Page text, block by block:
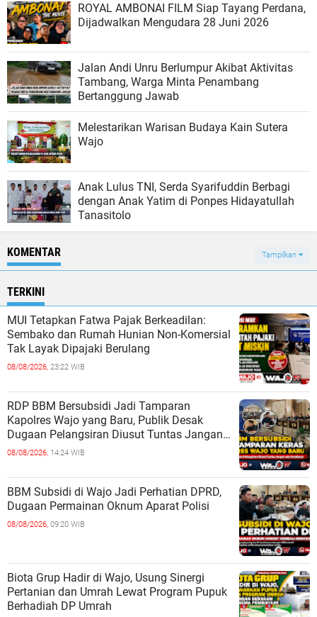
ROYAL AMBONAI FILM Siap Tayang Perdana,
Dijadwalkan Mengudara 28 Juni 2026
Jalan Andi Unru Berlumpur Akibat Aktivitas
Tambang, Warga Minta Penambang
Bertanggung Jawab
Melestarikan Warisan Budaya Kain Sutera
Wajo
Anak Lulus TNI, Serda Syarifuddin Berbagi
dengan Anak Yatim di Ponpes Hidayatullah
Tanasitolo
KOMENTAR Tampilkan
TERKINI
MUI Tetapkan Fatwa Pajak Berkeadilan:
Sembako dan Rumah Hunian Non-Komersial
Tak Layak Dipajaki Berulang
08/08/2026, 23:22 WIB
RDP BBM Bersubsidi Jadi Tamparan
Kapolres Wajo yang Baru, Publik Desak
Dugaan Pelangsiran Diusut Tuntas Jangan
ada Pembiaran
08/08/2026, 14:24 WIB
BBM Subsidi di Wajo Jadi Perhatian DPRD,
Dugaan Permainan Oknum Aparat Polisi
08/08/2026, 09:20 WIB
Biota Grup Hadir di Wajo, Usung Sinergi
Pertanian dan Umrah Lewat Program Pupuk
Berhadiah DP Umrah